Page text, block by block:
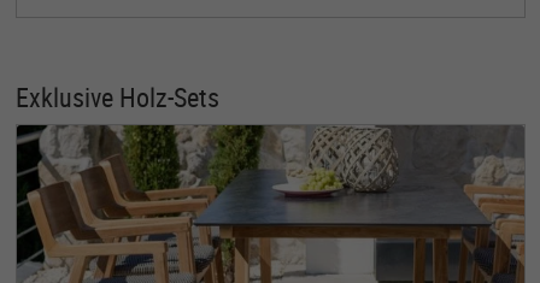
Exklusive Holz-Sets